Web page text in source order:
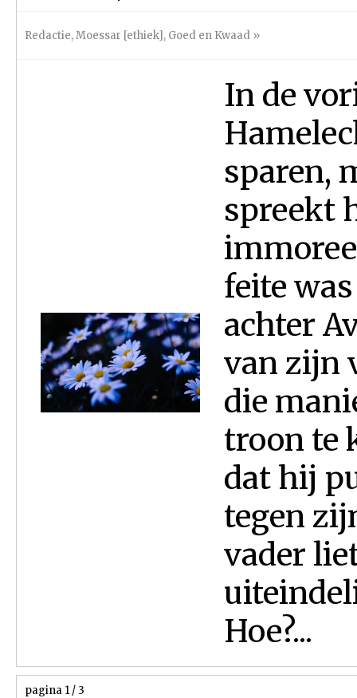
Redactie,Moessar [ethiek], Goed en Kwaad »
In de
sparen,
spreekt
feite
achter
van zijn
die
troon te
dat hij
tegen
vader
Hoe?...
pagina 1 / 3